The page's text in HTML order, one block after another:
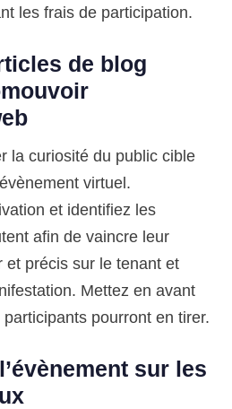
les frais de participation.
de blog
la curiosité du public cible
virtuel.
et identifiez les
afin de vaincre leur
et précis sur le tenant et
Mettez en avant
pourront en tirer.
sur les